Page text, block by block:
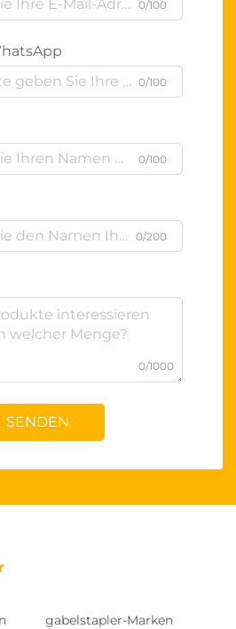
0/100
0/100
0/100
0/200
0/1000
SENDEN
gabelstapler-Marken